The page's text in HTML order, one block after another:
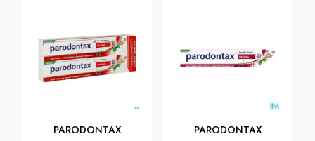
PARODONTAX PARODONTAX